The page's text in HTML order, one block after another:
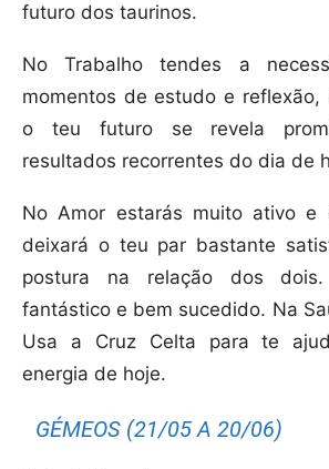
futuro dos taurinos.
No Trabalho tendes a
momentos de estudo e
o teu futuro se revela
resultados recorrentes do dia de
No Amor estarás muito ativo e
deixará o teu par bastante
postura na relação dos
fantástico e bem sucedido. Na
Usa a Cruz Celta para te
energia de hoje.
GÉMEOS (21/05 A 20/06)